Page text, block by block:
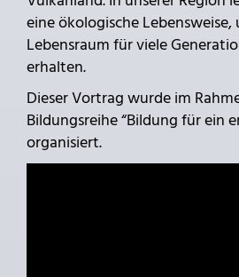
eine ökologische Lebensweise,
Lebensraum für viele
erhalten.
Dieser Vortrag wurde im
Bildungsreihe “Bildung für ein
organisiert.